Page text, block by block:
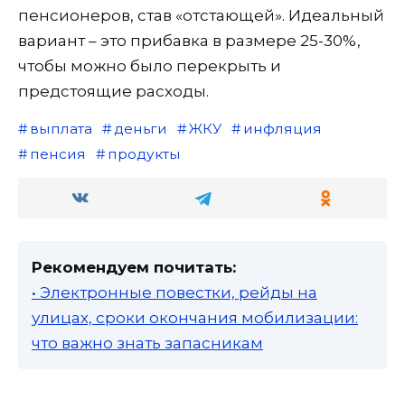
пенсионеров, став «отстающей». Идеальный
вариант – это прибавка в размере 25-30%,
чтобы можно было перекрыть и
предстоящие расходы.
выплата деньги ЖКУ
инфляция
пенсия
продукты
Рекомендуем почитать:
• Электронные повестки, рейды на
улицах, сроки окончания мобилизации:
что важно знать запасникам